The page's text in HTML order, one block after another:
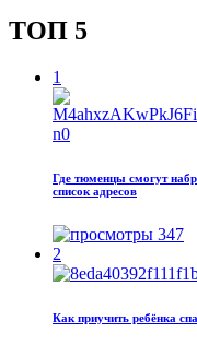
ТОП 5
1
Где тюменцы смогут
список адресов
347
2
Как приучить ребёнка